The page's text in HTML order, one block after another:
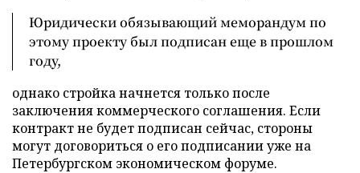
Юридически обязывающий меморандум по
этому проекту был подписан еще в прошлом
году,
однако стройка начнется только после
заключения коммерческого соглашения. Если
контракт не будет подписан сейчас, стороны
могут договориться о его подписании уже на
Петербургском экономическом форуме.